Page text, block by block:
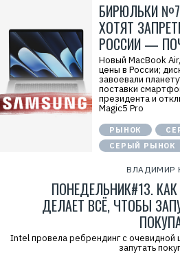
БИРЮЛЬКИ
ХОТЯТ
РОССИИ —
Новый MacBook
цены в России;
завоевали
поставки
президента и
Magic5 Pro
РЫНОК
СЕРЫЙ РЫНОК
ВЛАДИМИР
ПОНЕДЕЛЬНИК#13. КАК
ДЕЛАЕТ ВСЁ, ЧТОБЫ
Intel провела ребрендинг с очевидной
запутать